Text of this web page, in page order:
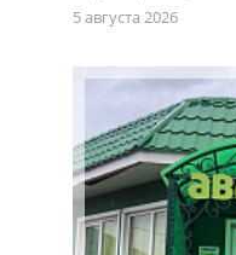
5 августа 2026